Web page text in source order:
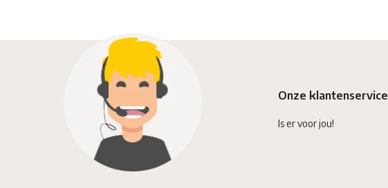
Onze klantenservice
Is er voor jou!